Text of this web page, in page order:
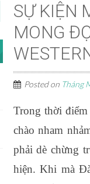
SỰ KIỆN
MONG
Posted on Tháng
Trong thời
chào nham
phải dè chừng
hiện. Khi mà